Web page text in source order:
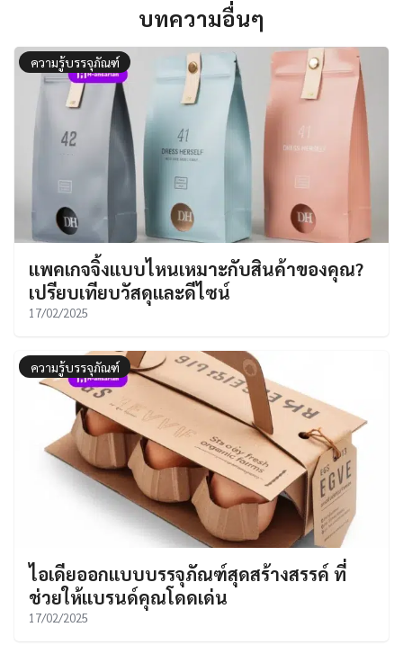
บทความอื่นๆ
ความรู้บรรจุภัณฑ์
แพคเกจจิ้งแบบไหนเหมาะกับสินค้าของคุณ?
เปรียบเทียบวัสดุและดีไซน์
17/02/2025
ความรู้บรรจุภัณฑ์
ไอเดียออกแบบบรรจุภัณฑ์สุดสร้างสรรค์ ที่
ช่วยให้แบรนด์คุณโดดเด่น
17/02/2025